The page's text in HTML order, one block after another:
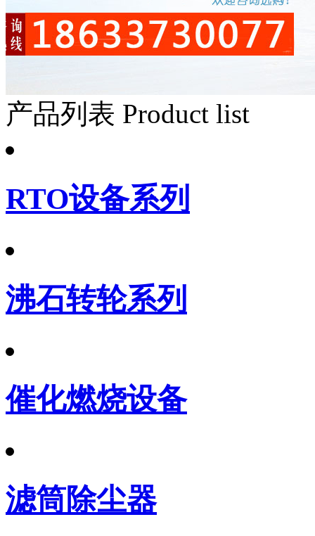
产品列表 Product list
RTO设备系列
沸石转轮系列
催化燃烧设备
滤筒除尘器